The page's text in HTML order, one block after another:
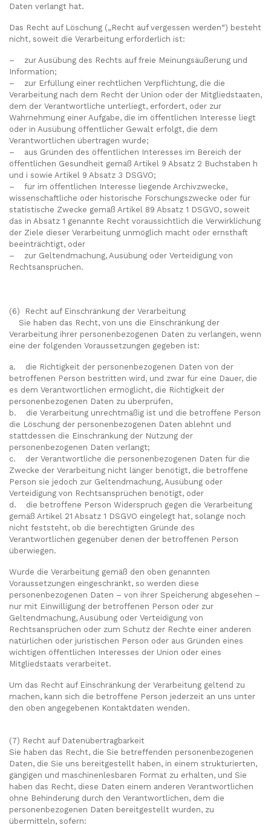
Daten verlangt hat.
Das Recht auf Löschung („Recht auf vergessen werden“) besteht
nicht, soweit die Verarbeitung erforderlich ist:
– zur Ausübung des Rechts auf freie Meinungsäußerung und
Information;
– zur Erfüllung einer rechtlichen Verpflichtung, die die
Verarbeitung nach dem Recht der Union oder der Mitgliedstaaten,
dem der Verantwortliche unterliegt, erfordert, oder zur
Wahrnehmung einer Aufgabe, die im öffentlichen Interesse liegt
oder in Ausübung öffentlicher Gewalt erfolgt, die dem
Verantwortlichen übertragen wurde;
– aus Gründen des öffentlichen Interesses im Bereich der
öffentlichen Gesundheit gemäß Artikel 9 Absatz 2 Buchstaben h
und i sowie Artikel 9 Absatz 3 DSGVO;
– für im öffentlichen Interesse liegende Archivzwecke,
wissenschaftliche oder historische Forschungszwecke oder für
statistische Zwecke gemäß Artikel 89 Absatz 1 DSGVO, soweit
das in Absatz 1 genannte Recht voraussichtlich die Verwirklichung
der Ziele dieser Verarbeitung unmöglich macht oder ernsthaft
beeinträchtigt, oder
– zur Geltendmachung, Ausübung oder Verteidigung von
Rechtsansprüchen.
(6) Recht auf Einschränkung der Verarbeitung
Sie haben das Recht, von uns die Einschränkung der
Verarbeitung ihrer personenbezogenen Daten zu verlangen, wenn
eine der folgenden Voraussetzungen gegeben ist:
a. die Richtigkeit der personenbezogenen Daten von der
betroffenen Person bestritten wird, und zwar für eine Dauer, die
es dem Verantwortlichen ermöglicht, die Richtigkeit der
personenbezogenen Daten zu überprüfen,
b. die Verarbeitung unrechtmäßig ist und die betroffene Person
die Löschung der personenbezogenen Daten ablehnt und
stattdessen die Einschränkung der Nutzung der
personenbezogenen Daten verlangt;
c. der Verantwortliche die personenbezogenen Daten für die
Zwecke der Verarbeitung nicht länger benötigt, die betroffene
Person sie jedoch zur Geltendmachung, Ausübung oder
Verteidigung von Rechtsansprüchen benötigt, oder
d. die betroffene Person Widerspruch gegen die Verarbeitung
gemäß Artikel 21 Absatz 1 DSGVO eingelegt hat, solange noch
nicht feststeht, ob die berechtigten Gründe des
Verantwortlichen gegenüber denen der betroffenen Person
überwiegen.
Wurde die Verarbeitung gemäß den oben genannten
Voraussetzungen eingeschränkt, so werden diese
personenbezogenen Daten – von ihrer Speicherung abgesehen –
nur mit Einwilligung der betroffenen Person oder zur
Geltendmachung, Ausübung oder Verteidigung von
Rechtsansprüchen oder zum Schutz der Rechte einer anderen
natürlichen oder juristischen Person oder aus Gründen eines
wichtigen öffentlichen Interesses der Union oder eines
Mitgliedstaats verarbeitet.
Um das Recht auf Einschränkung der Verarbeitung geltend zu
machen, kann sich die betroffene Person jederzeit an uns unter
den oben angegebenen Kontaktdaten wenden.
(7) Recht auf Datenübertragbarkeit
Sie haben das Recht, die Sie betreffenden personenbezogenen
Daten, die Sie uns bereitgestellt haben, in einem strukturierten,
gängigen und maschinenlesbaren Format zu erhalten, und Sie
haben das Recht, diese Daten einem anderen Verantwortlichen
ohne Behinderung durch den Verantwortlichen, dem die
personenbezogenen Daten bereitgestellt wurden, zu
übermitteln, sofern: